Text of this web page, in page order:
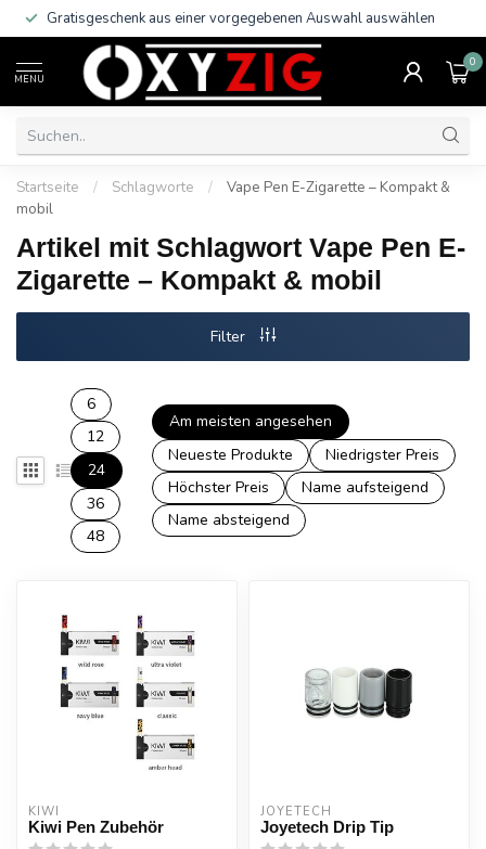
Gratisgeschenk aus einer vorgegebenen Auswahl auswählen
MENU
0
Startseite / Schlagworte /
Vape Pen E-Zigarette – Kompakt &
mobil
Artikel mit Schlagwort Vape Pen E-
Zigarette – Kompakt & mobil
Filter
6
12
24
36
48
Am meisten angesehen
Neueste Produkte
Niedrigster Preis
Höchster Preis
Name aufsteigend
Name absteigend
KIWI
Kiwi Pen Zubehör
JOYETECH
Joyetech Drip Tip